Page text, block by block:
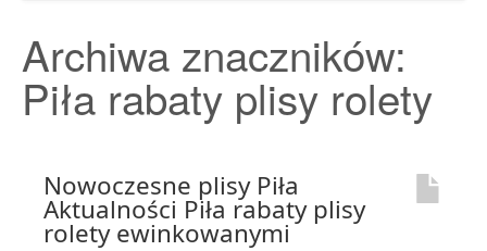
Przykładowa strona
Strona Główna
Archiwa znaczników:
Piła rabaty plisy rolety
Nowoczesne plisy Piła
Aktualności Piła rabaty plisy
rolety ewinkowanymi